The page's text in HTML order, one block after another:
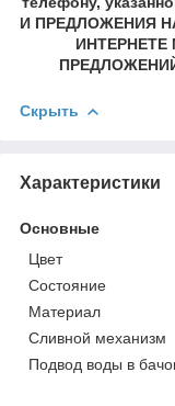
И ПРЕДЛОЖЕНИЯ
ИНТЕРНЕТЕ
Скрыть
Характеристики
Основные
Цвет
Состояние
Материал
Сливной механизм
Подвод воды в